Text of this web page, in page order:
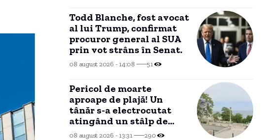
Todd Blanche, fost avocat
al lui Trump, confirmat
procuror general al SUA
prin vot strâns în Senat.
08 august 2026 - 14:08 51
Pericol de moarte
aproape de plajă! Un
tânăr s-a electrocutat
atingând un stâlp de
iluminat.
08 august 2026 - 13:31 290